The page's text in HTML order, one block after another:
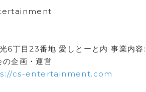
6丁目23番地 愛しとーと内 事業内
企画・運営
cs-entertainment.com